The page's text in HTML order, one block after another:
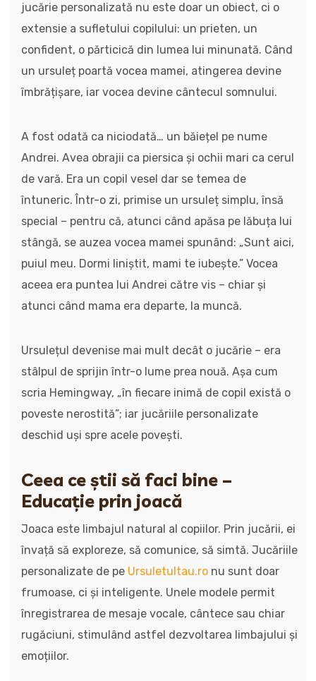
jucărie personalizată nu este doar un obiect, ci o
extensie a sufletului copilului: un prieten, un
confident, o părticică din lumea lui minunată. Când
un ursuleț poartă vocea mamei, atingerea devine
îmbrățișare, iar vocea devine cântecul somnului.
A fost odată ca niciodată… un băiețel pe nume
Andrei. Avea obrajii ca piersica și ochii mari ca cerul
de vară. Era un copil vesel dar se temea de
întuneric. Într-o zi, primise un ursuleț simplu, însă
special – pentru că, atunci când apăsa pe lăbuța lui
stângă, se auzea vocea mamei spunând: „Sunt aici,
puiul meu. Dormi liniștit, mami te iubește.” Vocea
aceea era puntea lui Andrei către vis – chiar și
atunci când mama era departe, la muncă.
Ursulețul devenise mai mult decât o jucărie – era
stâlpul de sprijin într-o lume prea nouă. Așa cum
scria Hemingway, „în fiecare inimă de copil există o
poveste nerostită”; iar jucăriile personalizate
deschid uși spre acele povești.
Ceea ce știi să faci bine –
Educație prin joacă
Joaca este limbajul natural al copiilor. Prin jucării, ei
învață să exploreze, să comunice, să simtă. Jucăriile
personalizate de pe Ursuletultau.ro nu sunt doar
frumoase, ci și inteligente. Unele modele permit
înregistrarea de mesaje vocale, cântece sau chiar
rugăciuni, stimulând astfel dezvoltarea limbajului și
emoțiilor.